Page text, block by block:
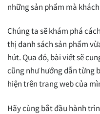
những sản phẩm mà
Chúng ta sẽ khám phá
thị danh sách sản phẩm
hút. Qua đó, bài viết sẽ
cũng như hướng dẫn từng
hiện trên trang web của
Hãy cùng bắt đầu hành